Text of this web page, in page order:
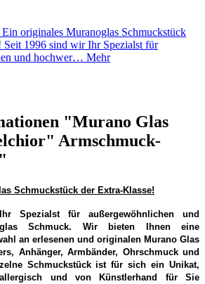
Ein originales Muranoglas Schmuckstück
Seit 1996 sind wir Ihr Spezialst für
und hochwer… Mehr
"Murano Glas
Armschmuck-
Schmuckstück der Extra-Klasse!
Spezialst für außergewöhnlichen und
Schmuck. Wir bieten Ihnen eine
an erlesenen und originalen Murano Glas
Anhänger, Armbänder, Ohrschmuck und
Schmuckstück ist für sich ein Unikat,
und von Künstlerhand für Sie